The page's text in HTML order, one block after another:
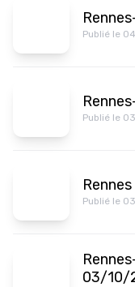
Publié le
Publié le
Publié le
03/10/